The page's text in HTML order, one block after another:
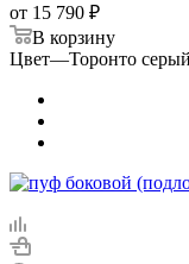
от 15 790 ₽
В корзину
Цвет—Торонто